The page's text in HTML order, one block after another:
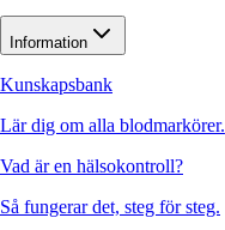
Information
Kunskapsbank
Lär dig om alla blodmarkörer.
Vad är en hälsokontroll?
Så fungerar det, steg för steg.